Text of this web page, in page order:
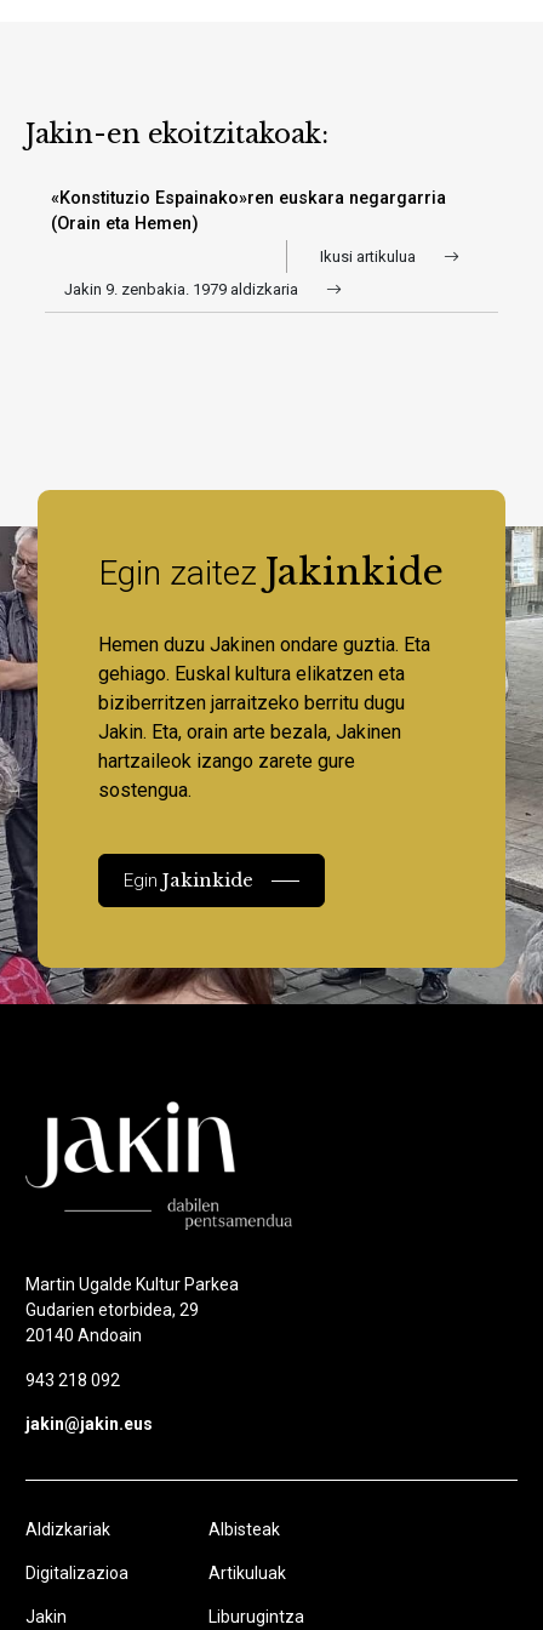
Jakin-en ekoitzitakoak:
«Konstituzio Espainako»ren euskara negargarria
(Orain eta Hemen)
Ikusi artikulua
Jakin 9. zenbakia. 1979 aldizkaria
Egin zaitez Jakinkide
Hemen duzu Jakinen ondare guztia. Eta
gehiago. Euskal kultura elikatzen eta
biziberritzen jarraitzeko berritu dugu
Jakin. Eta, orain arte bezala, Jakinen
hartzaileok izango zarete gure
sostengua.
EginJakinkide
Martin Ugalde Kultur Parkea
Gudarien etorbidea, 29
20140 Andoain
943 218 092
jakin@jakin.eus
Aldizkariak
Digitalizazioa
Jakin
Albisteak
Artikuluak
Liburugintza